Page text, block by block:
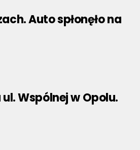
Auto spłonęło na
Wspólnej w Opolu.